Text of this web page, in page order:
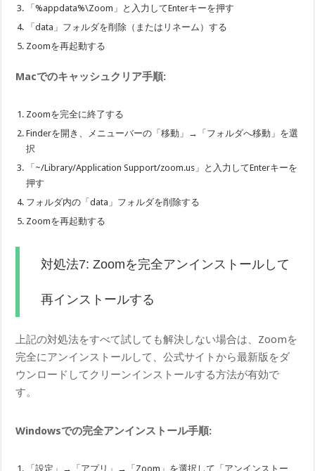
「%appdata%\Zoom」と入力してEnterキーを押す
「data」フォルダを削除（またはリネーム）する
Zoomを再起動する
Macでのキャッシュクリア手順:
Zoomを完全に終了する
Finderを開き、メニューバーの「移動」→「フォルダへ移動」を選
択
「~/Library/Application Support/zoom.us」と入力してEnterキーを
押す
フォルダ内の「data」フォルダを削除する
Zoomを再起動する
対処法7: Zoomを完全アンインストールして
再インストールする
上記の対処法をすべて試しても解決しない場合は、Zoomを
完全にアンインストールして、公式サイトから最新版をダ
ウンロードしてクリーンインストールする方法が有効で
す。
Windowsでの完全アンインストール手順:
「設定」→「アプリ」→「Zoom」を選択して「アンインストー